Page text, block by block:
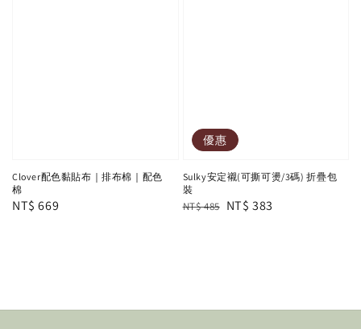
Clover配色黏貼布｜排布棉｜配色
棉
Regular
NT$ 669
優惠
Sulky安定襯(可撕可燙/3碼) 折疊包
裝
Regular
NT$ 485 Sale
NT$ 383